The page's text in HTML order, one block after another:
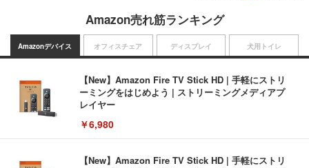
Amazon売れ筋ランキング
Amazonデバイス
【New】Amazon Fire TV Stick HD | 手軽にストリ
ーミングをはじめよう | ストリーミングメディアプ
レイヤー
￥6,980
【New】Amazon Fire TV Stick HD | 手軽にストリ
オフィスチェア ディスプレイ 犬用トイレ